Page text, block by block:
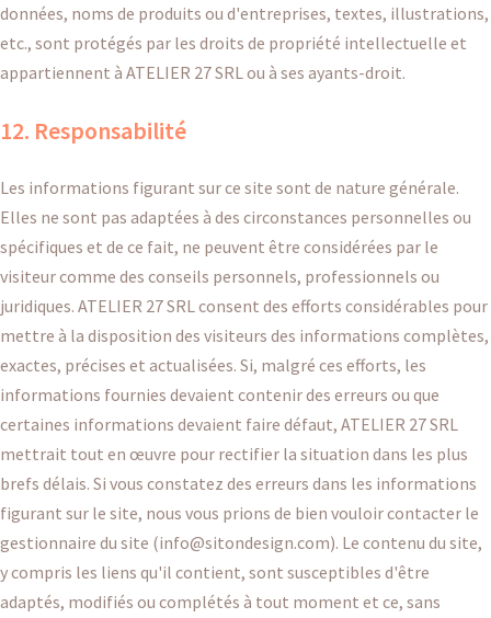
données, noms de produits ou d'entreprises, textes, illustrations,
etc., sont protégés par les droits de propriété intellectuelle et
appartiennent à ATELIER 27 SRL ou à ses ayants-droit.
12. Responsabilité
Les informations figurant sur ce site sont de nature générale.
Elles ne sont pas adaptées à des circonstances personnelles ou
spécifiques et de ce fait, ne peuvent être considérées par le
visiteur comme des conseils personnels, professionnels ou
juridiques. ATELIER 27 SRL consent des efforts considérables pour
mettre à la disposition des visiteurs des informations complètes,
exactes, précises et actualisées. Si, malgré ces efforts, les
informations fournies devaient contenir des erreurs ou que
certaines informations devaient faire défaut, ATELIER 27 SRL
mettrait tout en œuvre pour rectifier la situation dans les plus
brefs délais. Si vous constatez des erreurs dans les informations
figurant sur le site, nous vous prions de bien vouloir contacter le
gestionnaire du site (info@sitondesign.com). Le contenu du site,
y compris les liens qu'il contient, sont susceptibles d'être
adaptés, modifiés ou complétés à tout moment et ce, sans